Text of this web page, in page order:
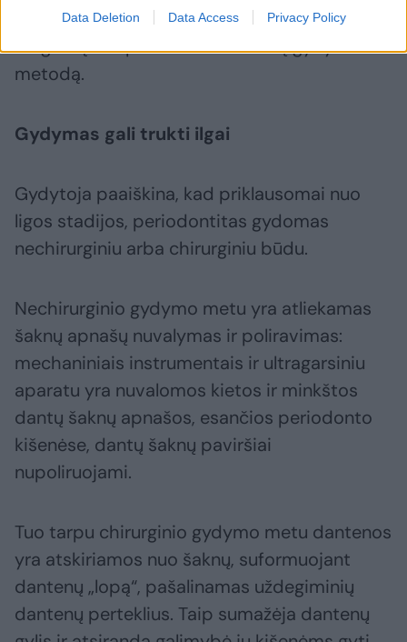
Data Deletion Data Access Privacy Policy
kaulo tirpimą, dantų būklę ir nustato
diagnozę bei parenka individualų gydymo
metodą.
Gydymas gali trukti ilgai
Gydytoja paaiškina, kad priklausomai nuo
ligos stadijos, periodontitas gydomas
nechirurginiu arba chirurginiu būdu.
Nechirurginio gydymo metu yra atliekamas
šaknų apnašų nuvalymas ir poliravimas:
mechaniniais instrumentais ir ultragarsiniu
aparatu yra nuvalomos kietos ir minkštos
dantų šaknų apnašos, esančios periodonto
kišenėse, dantų šaknų paviršiai
nupoliruojami.
Tuo tarpu chirurginio gydymo metu dantenos
yra atskiriamos nuo šaknų, suformuojant
dantenų „lopą“, pašalinamas uždegiminių
dantenų perteklius. Taip sumažėja dantenų